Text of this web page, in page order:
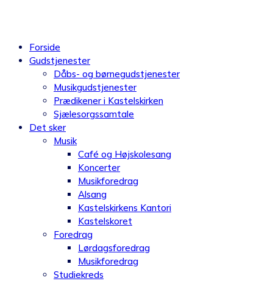
Forside
Gudstjenester
Dåbs- og børnegudstjenester
Musikgudstjenester
Prædikener i Kastelskirken
Sjælesorgssamtale
Det sker
Musik
Café og Højskolesang
Koncerter
Musikforedrag
Alsang
Kastelskirkens Kantori
Kastelskoret
Foredrag
Lørdagsforedrag
Musikforedrag
Studiekreds